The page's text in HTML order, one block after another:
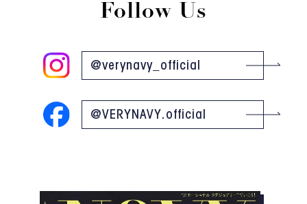
Follow Us
@verynavy_official
@VERYNAVY.official